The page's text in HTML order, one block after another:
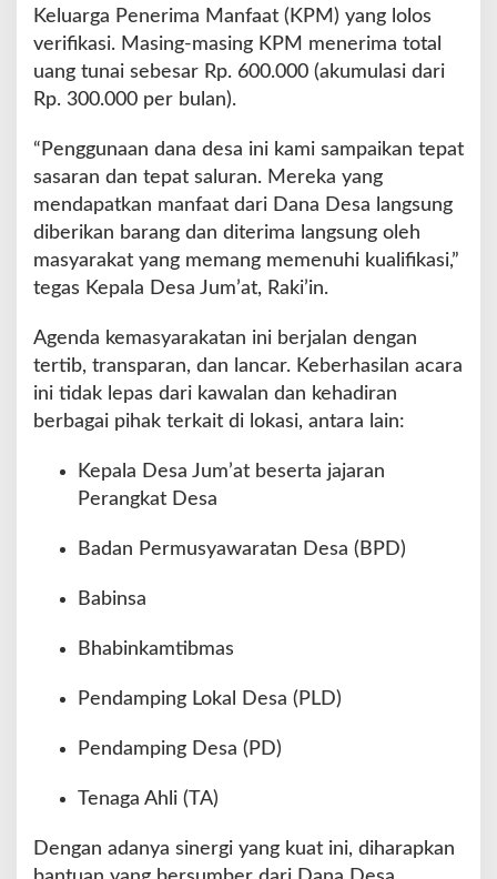
Keluarga Penerima Manfaat (KPM) yang lolos
verifikasi. Masing-masing KPM menerima total
uang tunai sebesar Rp. 600.000 (akumulasi dari
Rp. 300.000 per bulan).
“Penggunaan dana desa ini kami sampaikan tepat
sasaran dan tepat saluran. Mereka yang
mendapatkan manfaat dari Dana Desa langsung
diberikan barang dan diterima langsung oleh
masyarakat yang memang memenuhi kualifikasi,”
tegas Kepala Desa Jum’at, Raki’in.
Agenda kemasyarakatan ini berjalan dengan
tertib, transparan, dan lancar. Keberhasilan acara
ini tidak lepas dari kawalan dan kehadiran
berbagai pihak terkait di lokasi, antara lain:
Kepala Desa Jum’at beserta jajaran
Perangkat Desa
Badan Permusyawaratan Desa (BPD)
Babinsa
Bhabinkamtibmas
Pendamping Lokal Desa (PLD)
Pendamping Desa (PD)
Tenaga Ahli (TA)
Dengan adanya sinergi yang kuat ini, diharapkan